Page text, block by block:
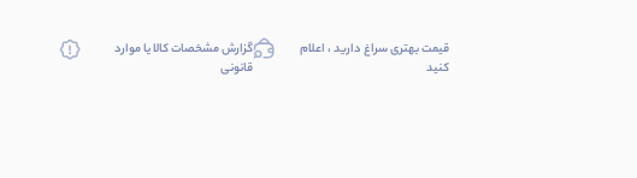
قیمت بهتری سراغ دارید ، اعلام
کنید
گزارش مشخصات کالا یا موارد
قانونی